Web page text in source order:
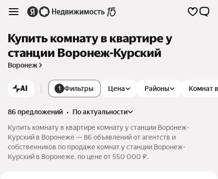
Купить комнату в квартире у
станции Воронеж-Курский
Воронеж
AI 1 Фильтры Цена Районы Комнат
86 предложений •
по актуальности
Купить комнату в квартире комнату у станции Воронеж-
Курский в Воронеже — 86 объявлений от агентств и
собственников по продаже комнат у станции Воронеж-
Курский в Воронеже. по цене от 550 000 ₽.